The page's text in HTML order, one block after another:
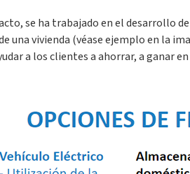
se ha trabajado en el desarrollo
una vivienda (véase ejemplo en la
a los clientes a ahorrar, a ganar